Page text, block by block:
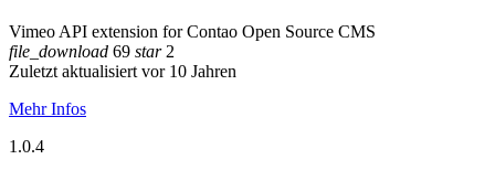
Vimeo API extension for Contao Open Source CMS
file_download 69 star2
Zuletzt aktualisiert vor 10 Jahren
Mehr Infos
1.0.4